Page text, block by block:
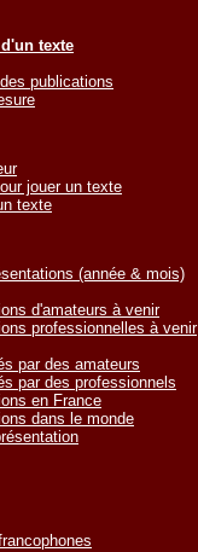
texte
publications
jouer un texte
texte
(année & mois)
d'amateurs à venir
professionnelles à venir
par des amateurs
par des professionnels
en France
dans le monde